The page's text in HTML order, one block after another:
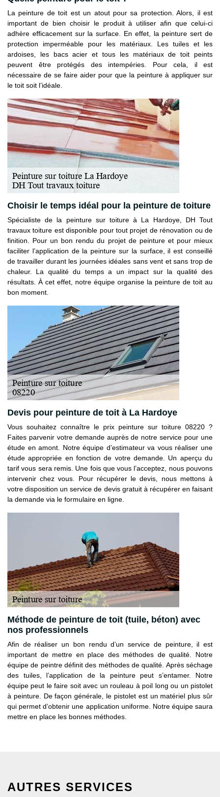
La peinture de toit est un atout pour sa protection. Alors, il est
important de bien choisir le produit à utiliser afin que celui-ci
adhère efficacement sur la surface. En effet, la peinture sert de
protection imperméable pour les matériaux. Les tuiles et les
ardoises, les bacs acier et tous les matériaux de toit peints
peuvent être protégés des intempéries. Pour cela, il est
nécessaire de se faire aider pour que la peinture à appliquer sur
le toit soit l’idéale.
Choisir le temps idéal pour la peinture de toiture
Spécialiste de la peinture sur toiture à La Hardoye, DH Tout
travaux toiture est disponible pour tout projet de rénovation ou de
finition. Pour un bon rendu du projet de peinture et pour mieux
faciliter l’application de la peinture sur la surface, il est conseillé
de travailler durant les journées idéales sans vent et sans trop de
chaleur. La qualité du temps a un impact sur la qualité des
résultats. À cet effet, notre équipe organise la peinture de toit au
bon moment.
Devis pour peinture de toit à La Hardoye
Vous souhaitez connaître le prix peinture sur toiture 08220 ?
Faites parvenir votre demande auprès de notre service pour une
étude en amont. Notre équipe d’estimateur va vous réaliser une
étude appropriée en fonction de votre demande. Un aperçu du
tarif vous sera remis. Une fois que vous l’acceptez, nous pouvons
intervenir chez vous. Pour récupérer le devis, nous mettons à
votre disposition un service de devis gratuit à récupérer en faisant
la demande via le formulaire en ligne.
Méthode de peinture de toit (tuile, béton) avec
nos professionnels
Afin de réaliser un bon rendu d’un service de peinture, il est
important de mettre en place des méthodes de qualité. Notre
équipe de peintre définit des méthodes de qualité. Après séchage
des tuiles, l’application de la peinture peut s’entamer. Notre
équipe peut le faire soit avec un rouleau à poil long ou un pistolet
à peinture. De façon générale, le pistolet est un matériel plus sûr
qui permet d’obtenir une application uniforme. Notre équipe saura
mettre en place les bonnes méthodes.
AUTRES SERVICES